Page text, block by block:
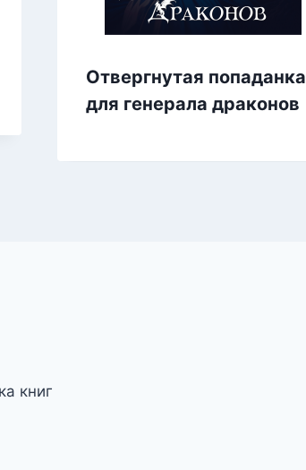
Отвергнутая попаданка
для генерала драконов
книг